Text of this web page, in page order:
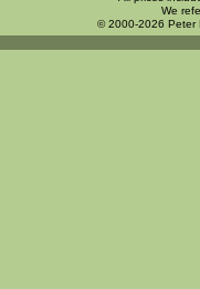
We
© 2000-2026 Peter